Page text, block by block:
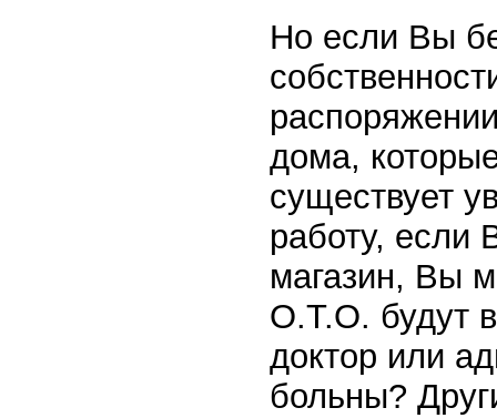
Но если Вы
дома,
существует
работу, если
магазин, Вы
О.Т.О. будут
доктор или
больны?